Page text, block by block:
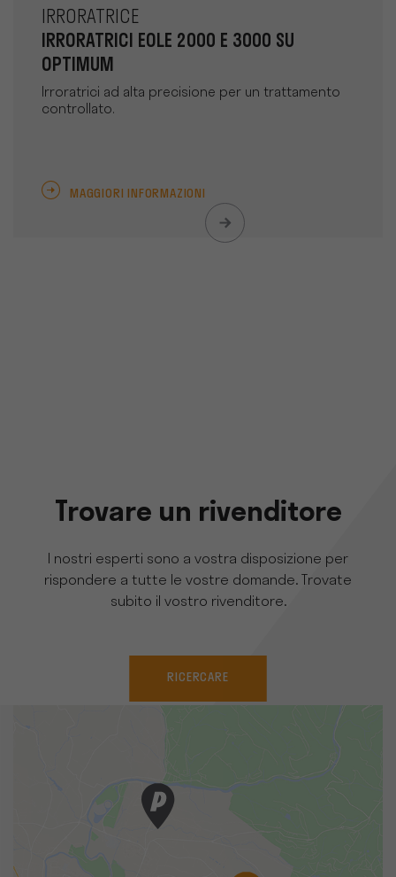
IRRORATRICE
IRRORATRICI EOLE 2000 E 3000 SU
OPTIMUM
Irroratrici ad alta precisione per un trattamento
controllato.
MAGGIORI INFORMAZIONI
Trovare un rivenditore
I nostri esperti sono a vostra disposizione per
rispondere a tutte le vostre domande. Trovate
subito il vostro rivenditore.
RICERCARE